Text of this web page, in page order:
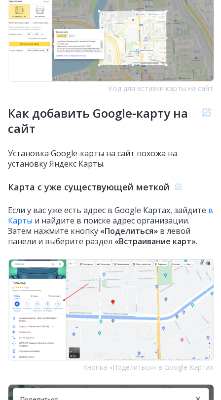
Код для вставки карты на сайт
Как добавить Google‑карту на
сайт
Установка Google‑карты на сайт похожа на
установку Яндекс Карты.
Карта с уже существующей меткой
Если у вас уже есть адрес в Google Картах, зайдите в
Карты и найдите в поиске адрес организации.
Затем нажмите кнопку «Поделиться» в левой
панели и выберите раздел «Встраивание карт».
Кнопка «Поделиться» в Google Картах